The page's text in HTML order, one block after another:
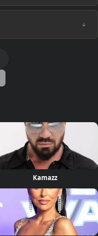
↓
Kamazz